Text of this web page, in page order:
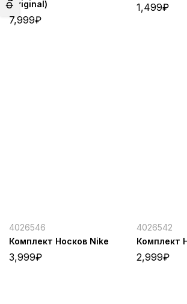
(original)
7,999₽
1,499₽
4026546
Комплект Носков Nike
3,999₽
4026542
Комплект
2,999₽